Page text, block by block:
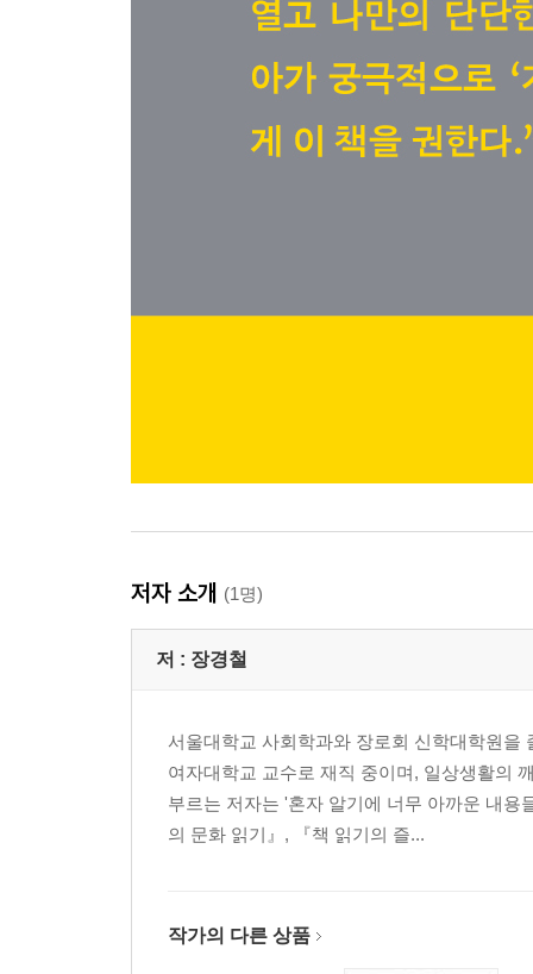
저자 소개 (1명)
저 : 장경철
서울대학교 사회학과와 장로회 신학대학원
여자대학교 교수로 재직 중이며, 일상생활의
부르는 저자는 '혼자 알기에 너무 아까운 내
의 문화 읽기』, 『책 읽기의 즐...
작가의 다른 상품